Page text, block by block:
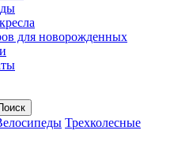
для новорожденных
Трехколесные